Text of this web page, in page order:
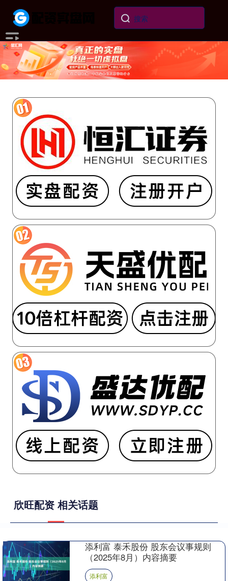
欣旺配资 相关话题
添利富 泰禾股份 股东会议事规则
（2025年8月）内容摘要
添利富